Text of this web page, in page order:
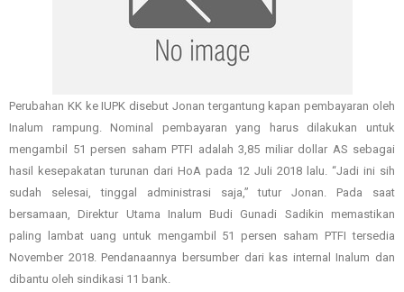
Perubahan KK ke IUPK disebut Jonan tergantung kapan pembayaran oleh
Inalum rampung. Nominal pembayaran yang harus dilakukan untuk
mengambil 51 persen saham PTFI adalah 3,85 miliar dollar AS sebagai
hasil kesepakatan turunan dari HoA pada 12 Juli 2018 lalu. “Jadi ini sih
sudah selesai, tinggal administrasi saja,” tutur Jonan. Pada saat
bersamaan, Direktur Utama Inalum Budi Gunadi Sadikin memastikan
paling lambat uang untuk mengambil 51 persen saham PTFI tersedia
November 2018. Pendanaannya bersumber dari kas internal Inalum dan
dibantu oleh sindikasi 11 bank.